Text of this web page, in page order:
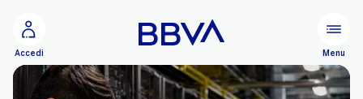
Configurare
Accedi Menu